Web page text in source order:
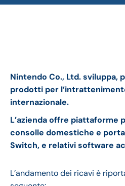
Nintendo Co., Ltd. sviluppa,
prodotti per
internazionale.
L’azienda offre piattaforme
consolle domestiche e
Switch, e relativi software
L’andamento dei ricavi è